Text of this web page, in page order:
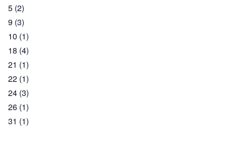
5 (2)
9 (3)
10 (1)
18 (4)
21 (1)
22 (1)
24 (3)
26 (1)
31 (1)